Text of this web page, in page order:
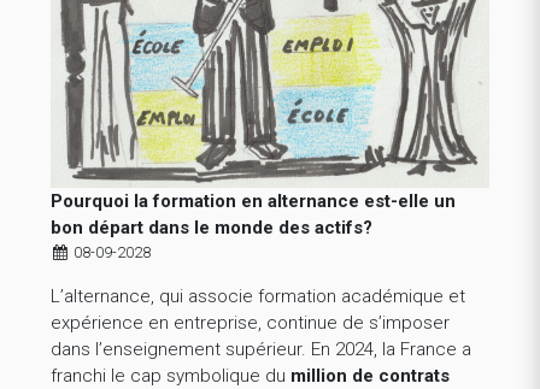
Pourquoi la formation en alternance est-elle un
bon départ dans le monde des actifs?
08-09-2028
L’alternance, qui associe formation académique et
expérience en entreprise, continue de s’imposer
dans l’enseignement supérieur. En 2024, la France a
franchi le cap symbolique du million de contrats